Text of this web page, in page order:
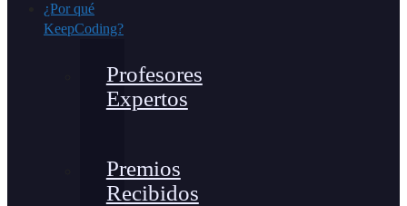
¿Por qué
KeepCoding?
Profesores
Expertos
Premios
Recibidos